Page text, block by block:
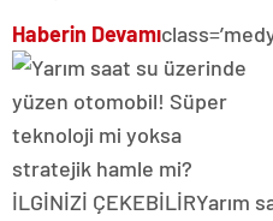
Haberin Devamı
İLGİNİZİ ÇEKEBİLİRYarım